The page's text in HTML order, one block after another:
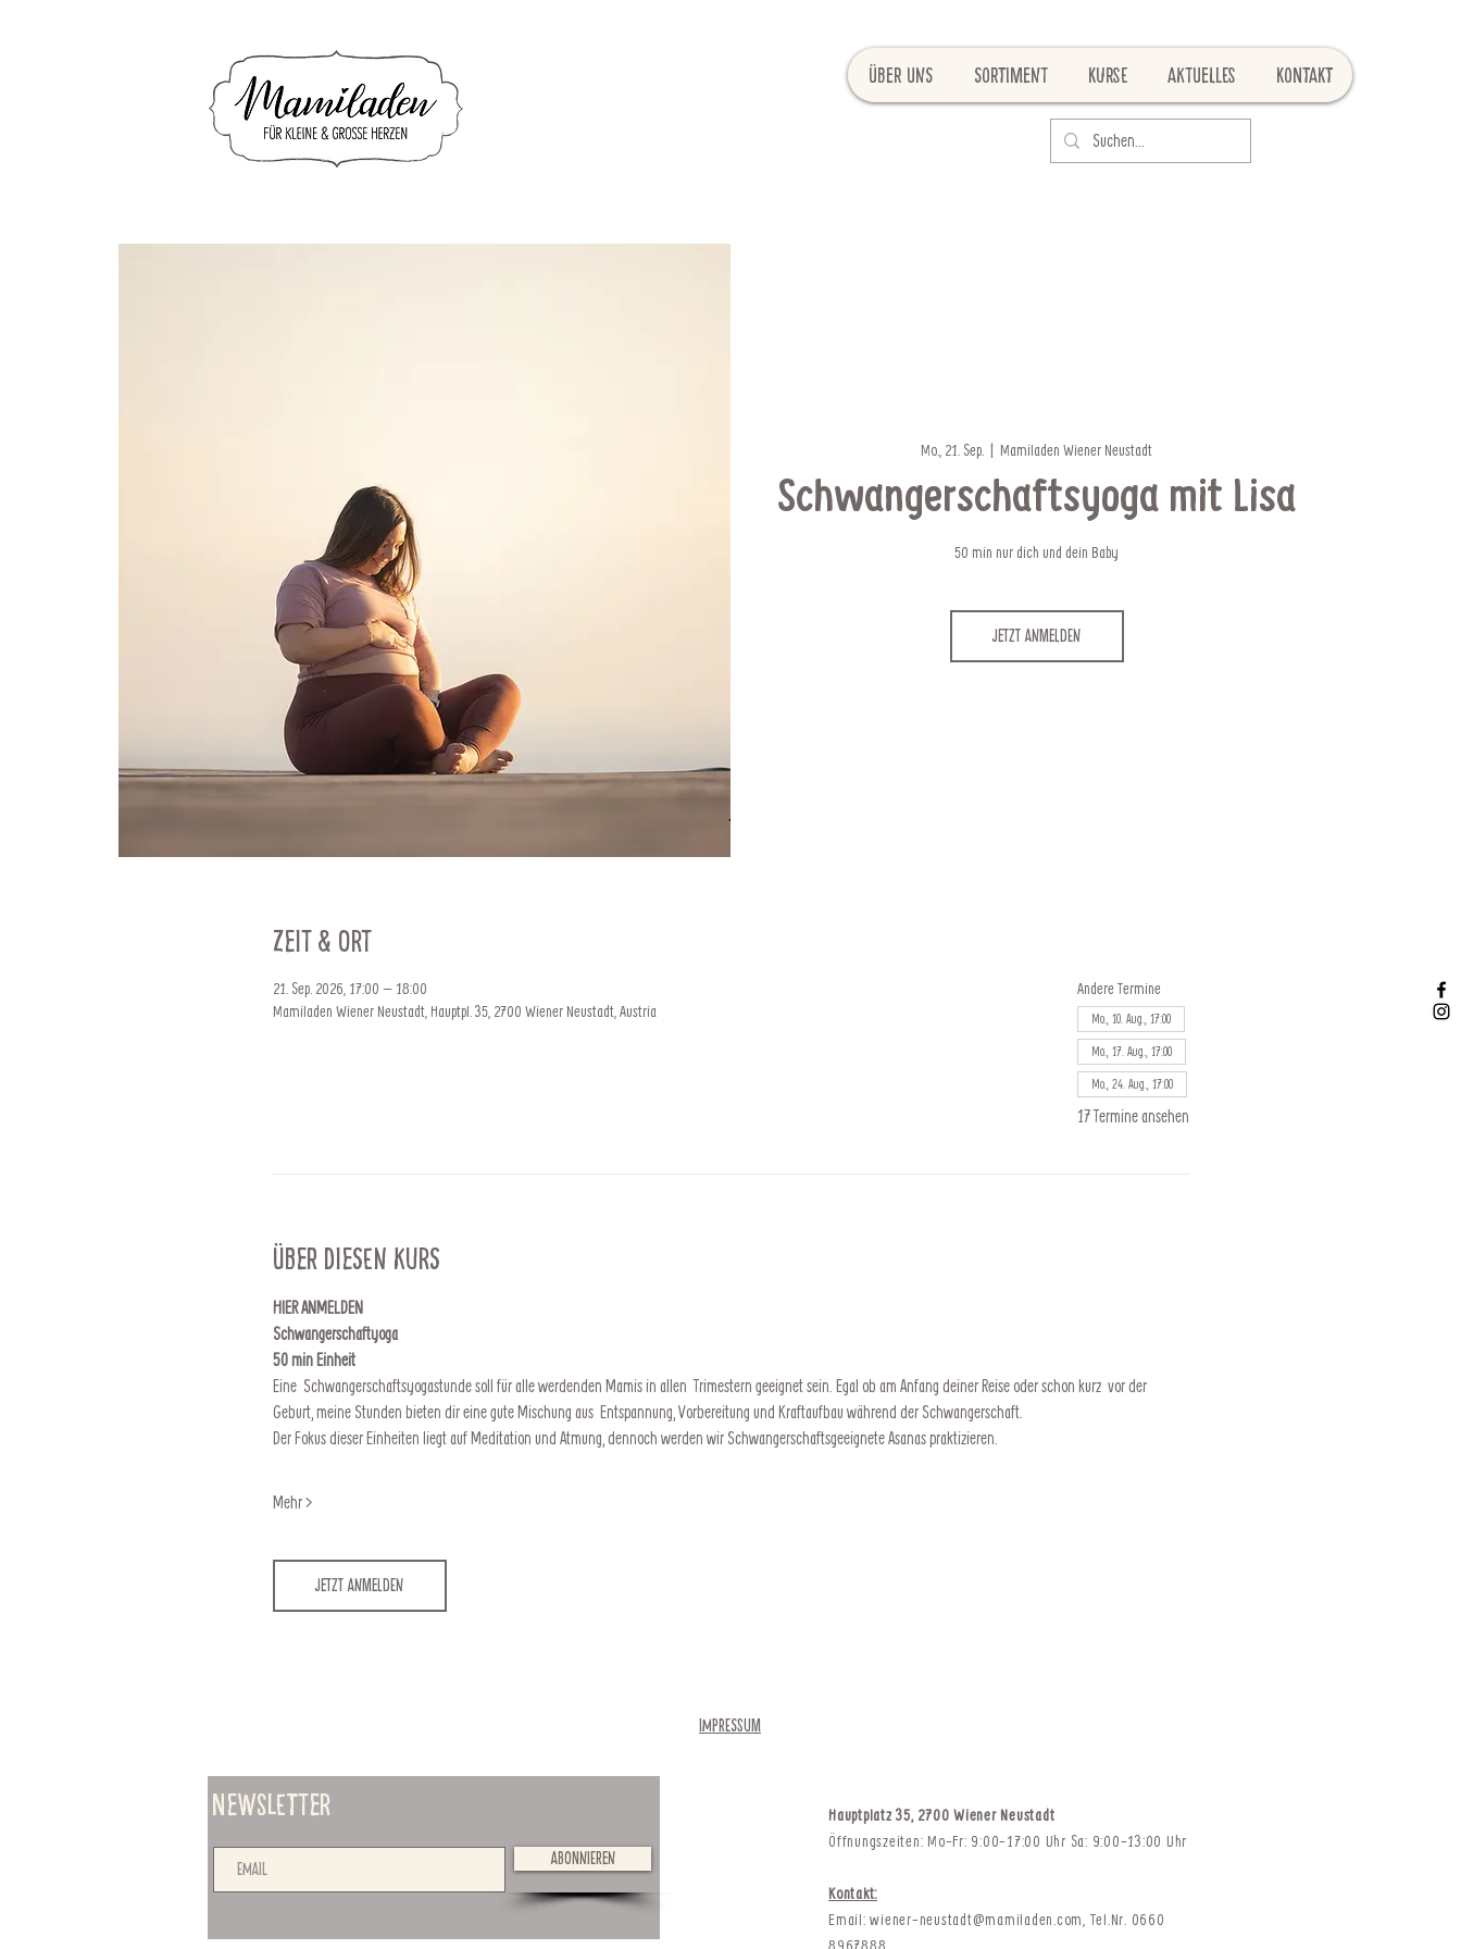
Über uns Sortiment Kurse Aktuelles Kontakt
Mo., 21. Sep.
  |
Mamiladen Wiener Neustadt
Schwangerschaftsyoga mit Lisa
50 min nur dich und dein Baby
Jetzt anmelden
Zeit & Ort
21. Sep. 2026, 17:00 – 18:00
Mamiladen Wiener Neustadt, Hauptpl. 35, 2700 Wiener Neustadt, Austria
Andere Termine
Mo., 10. Aug., 17:00
Mo., 17. Aug., 17:00
Mo., 24. Aug., 17:00
17 Termine ansehen
Über diesen Kurs
HIER ANMELDEN
Schwangerschaftyoga
50 min Einheit
Eine  Schwangerschaftsyogastunde soll für alle werdenden Mamis in allen  Trimestern geeignet sein. Egal ob am Anfang deiner Reise oder schon kurz  vor der
Geburt, meine Stunden bieten dir eine gute Mischung aus  Entspannung, Vorbereitung und Kraftaufbau während der Schwangerschaft.
Der Fokus dieser Einheiten liegt auf Meditation und Atmung, dennoch werden wir Schwangerschaftsgeeignete Asanas praktizieren.
Mehr >
Jetzt anmelden
Impressum
Newsletter
Abonnieren
Hauptplatz 35, 2700 Wiener Neustadt
Öffnungszeiten: Mo-Fr: 9:00-17:00 Uhr Sa: 9:00-13:00 Uhr
Kontakt:
Email:wiener-neustadt@mamiladen.com Tel.Nr. 0660
8967888